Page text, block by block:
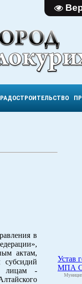
в
актам,
лицам -
Устав
МПА